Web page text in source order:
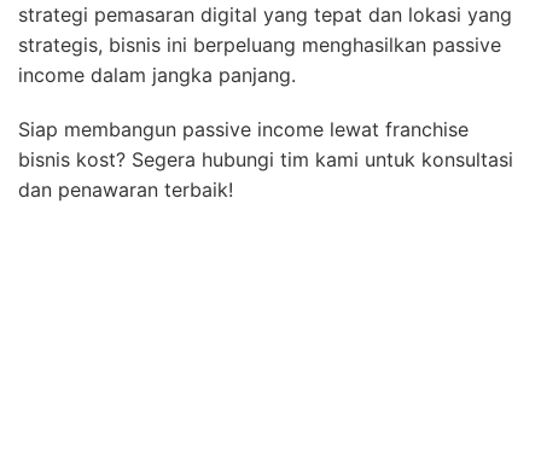
strategi pemasaran digital yang tepat dan lokasi yang
strategis, bisnis ini berpeluang menghasilkan passive
income dalam jangka panjang.
Siap membangun passive income lewat franchise
bisnis kost? Segera hubungi tim kami untuk konsultasi
dan penawaran terbaik!